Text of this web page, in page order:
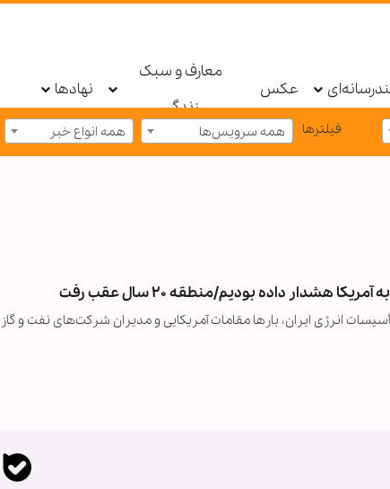
عکس
معارف و سبک
زندگی
نهادها
فیلترها همه سرویس‌ها همه انواع خبر
هشدار داده بودیم/منطقه ۲۰ سال عقب رفت
انرژی ایران، بارها مقامات آمریکایی و مدیران شرکت‌های نفت و گاز